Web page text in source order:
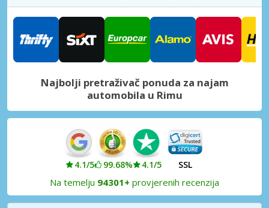
Najbolji pretraživač ponuda za najam
automobila u Rimu
4.1/5 99.68% 4.1/5 SSL
Na temelju 94301+ provjerenih recenzija